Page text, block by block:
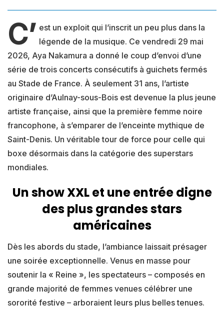
C’ est un exploit qui l’inscrit un peu plus dans la
légende de la musique. Ce vendredi 29 mai
2026, Aya Nakamura a donné le coup d’envoi d’une
série de trois concerts consécutifs à guichets fermés
au Stade de France. À seulement 31 ans, l’artiste
originaire d’Aulnay-sous-Bois est devenue la plus jeune
artiste française, ainsi que la première femme noire
francophone, à s’emparer de l’enceinte mythique de
Saint-Denis. Un véritable tour de force pour celle qui
boxe désormais dans la catégorie des superstars
mondiales.
Un show XXL et une entrée digne
des plus grandes stars
américaines
Dès les abords du stade, l’ambiance laissait présager
une soirée exceptionnelle. Venus en masse pour
soutenir la « Reine », les spectateurs – composés en
grande majorité de femmes venues célébrer une
sororité festive – arboraient leurs plus belles tenues.